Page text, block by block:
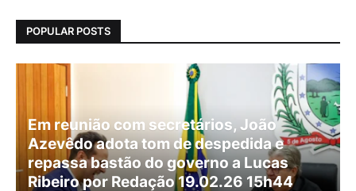
POPULAR POSTS
Em reunião com secretários, João
Azevêdo adota tom de despedida e
repassa bastão do governo a Lucas
Ribeiro por Redação 19.02.26 15h44